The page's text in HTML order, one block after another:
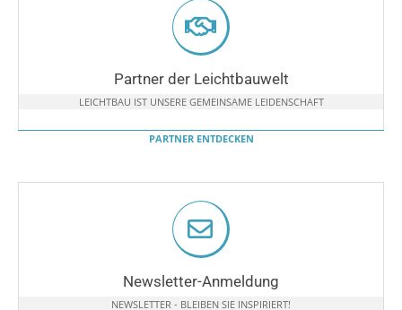
Partner der Leichtbauwelt
LEICHTBAU IST UNSERE GEMEINSAME LEIDENSCHAFT
PARTNER ENTDECKEN
Newsletter-Anmeldung
NEWSLETTER - BLEIBEN SIE INSPIRIERT!